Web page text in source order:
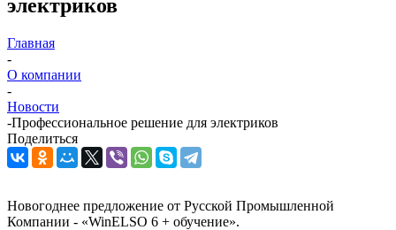
электриков
Главная
-
О компании
-
Новости
-Профессиональное решение для электриков
Поделиться
Новогоднее предложение от Русской Промышленной
Компании - «WinELSO 6 + обучение».